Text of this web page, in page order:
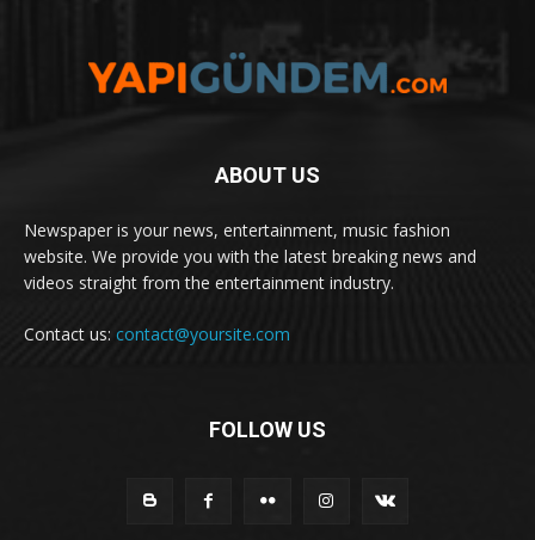
ABOUT US
Newspaper is your news, entertainment, music fashion
website. We provide you with the latest breaking news and
videos straight from the entertainment industry.
Contact us: contact@yoursite.com
FOLLOW US